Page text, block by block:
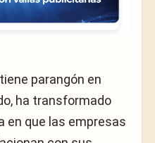
parangón en
ha transformado
en que las empresas